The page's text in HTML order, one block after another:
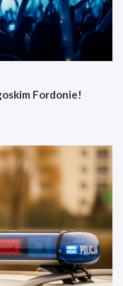
Fordonie!